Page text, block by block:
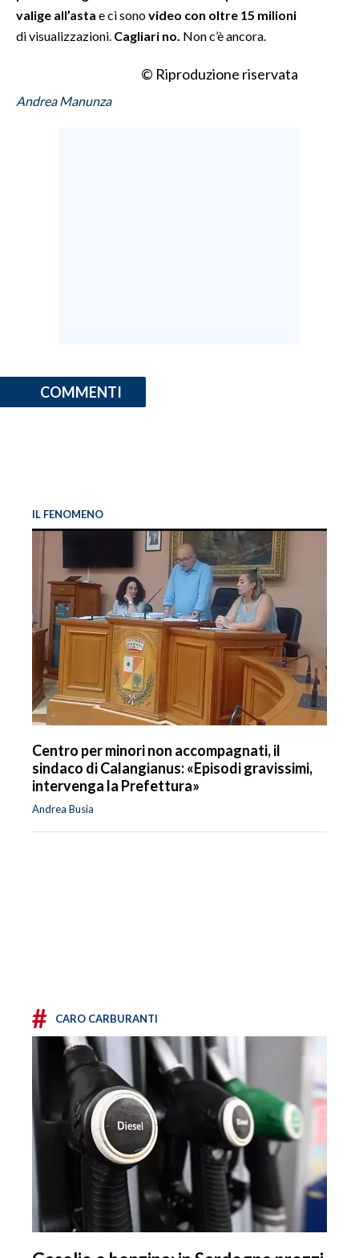
valige all’asta e ci sonovideo con oltre 15 milioni
di visualizzazioni. Cagliari no. Non c’è ancora.
© Riproduzione riservata
Andrea Manunza
COMMENTI
IL FENOMENO
Centro per minori non accompagnati, il
sindaco di Calangianus: «Episodi gravissimi,
intervenga la Prefettura»
Andrea Busia
# CARO CARBURANTI